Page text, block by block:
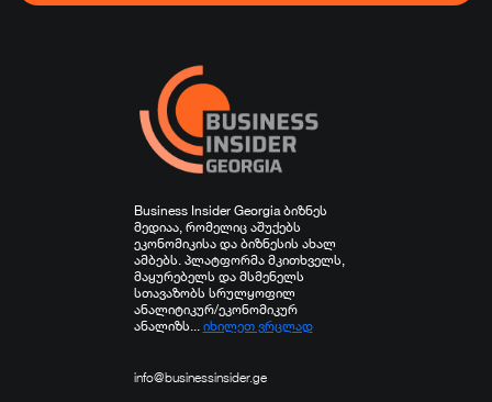
Business Insider Georgia ბიზნეს
მედიაა, რომელიც აშუქებს
ეკონომიკისა და ბიზნესის ახალ
ამბებს. პლატფორმა მკითხველს,
მაყურებელს და მსმენელს
სთავაზობს სრულყოფილ
ანალიტიკურ/ეკონომიკურ
ანალიზს... იხილეთ ვრცლად
info@businessinsider.ge